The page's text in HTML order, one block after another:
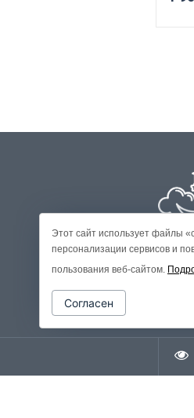
Этот сайт использует файлы
персонализации сервисов и
пользования веб-сайтом.
Согласен